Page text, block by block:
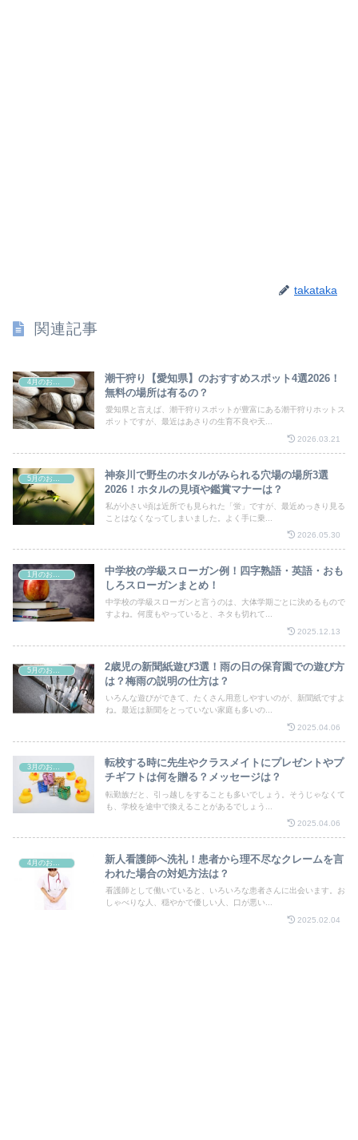
takataka
関連記事
4月のお祭り
潮干狩り【愛知県】のおすすめスポット4選2026！
無料の場所は有るの？
愛知県と言えば、潮干狩りスポットが豊富にある潮干狩りホットス
ポットですが、最近はあさりの生育不良や天...
2026.03.21
神奈川で野生のホタルがみられる穴場の場所3選
2026！ホタルの見頃や鑑賞マナーは？
私が小さい頃は近所でも見られた「蛍」ですが、最近めっきり見る
ことはなくなってしまいました。よく手に乗...
2026.05.30
1月のお祭り
中学校の学級スローガン例！四字熟語・英語・おも
しろスローガンまとめ！
中学校の学級スローガンと言うのは、大体学期ごとに決めるもので
すよね。何度もやっていると、ネタも切れて...
2025.12.13
5月のお祭り
2歳児の新聞紙遊び3選！雨の日の保育園での遊び方
は？梅雨の説明の仕方は？
いろんな遊びができて、たくさん用意しやすいのが、新聞紙ですよ
ね。最近は新聞をとっていない家庭も多いの...
2025.04.06
転校する時に先生やクラスメイトにプレゼントやプ
チギフトは何を贈る？メッセージは？
転勤族だと、引っ越しをすることも多いでしょう。そうじゃなくて
も、学校を途中で換えることがあるでしょう...
2025.04.06
新人看護師へ洗礼！患者から理不尽なクレームを言
われた場合の対処方法は？
看護師として働いていると、いろいろな患者さんに出会います。お
しゃべりな人、穏やかで優しい人、口が悪い...
2025.02.04